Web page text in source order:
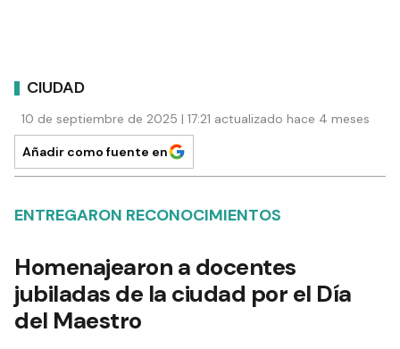
CIUDAD
10 de septiembre de 2025 | 17:21 actualizado hace 4 meses
Añadir como fuente en
ENTREGARON RECONOCIMIENTOS
Homenajearon a docentes
jubiladas de la ciudad por el Día
del Maestro